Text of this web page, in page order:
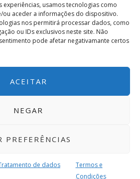
experiências, usamos tecnologias como
ou aceder a informações do dispositivo.
nos permitirá processar dados, como
ou IDs exclusivos neste site. Não
pode afetar negativamante certos
ACEITAR
NEGAR
PREFERÊNCIAS
de dados
Termos e
Condições